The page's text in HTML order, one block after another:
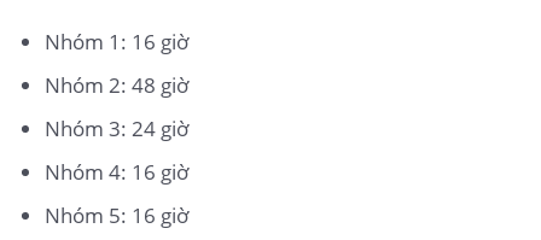
Nhóm 1: 16 giờ
Nhóm 2: 48 giờ
Nhóm 3: 24 giờ
Nhóm 4: 16 giờ
Nhóm 5: 16 giờ